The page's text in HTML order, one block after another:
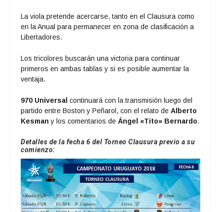
La viola pretende acercarse, tanto en el Clausura como
en la Anual para permanecer en zona de clasificación a
Libertadores.
Los tricolores buscarán una victoria para continuar
primeros en ambas tablas y si es posible aumentar la
ventaja.
970 Universal continuará con la transmisión luego del
partido entre Boston y Peñarol, con el relato deAlberto
Kesman y los comentarios de Ángel «Tito» Bernardo.
Detalles de la fecha 6 del Torneo Clausura previo a su
comienzo: